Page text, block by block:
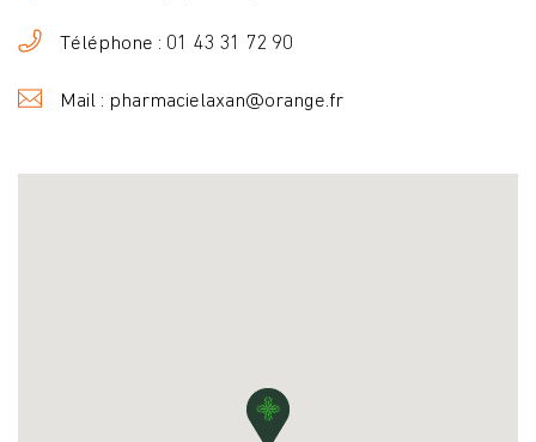
Téléphone : 01 43 31 72 90
Mail : pharmacielaxan@orange.fr